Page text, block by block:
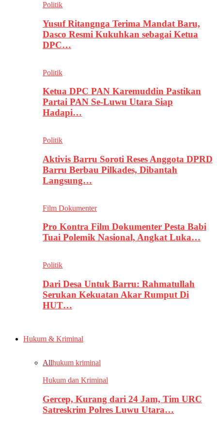
Politik
Yusuf Ritangnga Terima Mandat Baru,
Dasco Resmi Kukuhkan sebagai Ketua
DPC…
Politik
Ketua DPC PAN Karemuddin Pastikan
Partai PAN Se-Luwu Utara Siap
Hadapi…
Politik
Aktivis Barru Soroti Reses Anggota DPRD
Barru Berbau Pilkades, Dibantah
Langsung…
Film Dokumenter
Pro Kontra Film Dokumenter Pesta Babi
Tuai Polemik Nasional, Angkat Luka…
Politik
Dari Desa Untuk Barru: Rahmatullah
Serukan Kekuatan Akar Rumput Di
HUT…
Hukum & Kriminal
Allhukum kriminal
Hukum dan Kriminal
Gercep, Kurang dari 24 Jam, Tim URC
Satreskrim Polres Luwu Utara…